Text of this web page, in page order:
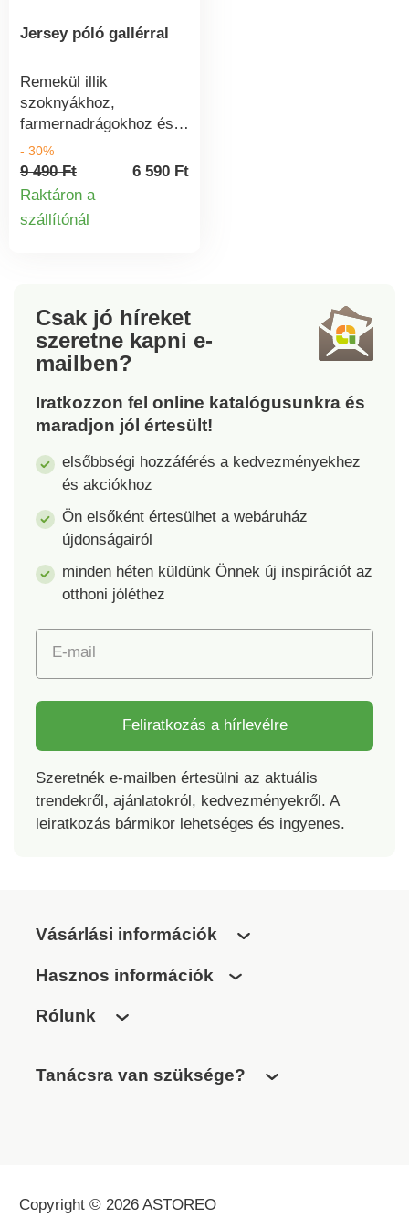
Mosógépben mosható.
Jersey póló gallérral
Remekül illik
szoknyákhoz,
farmernadrágokhoz és
chino nadrágokhoz, ez a
jersey pólóing tökéletes
számos stílushoz.
nyakú pólógallér. Rövid
Ez a jelölés olyan
textiltermékeket jelöl,
amelyeket laboratóriumi
vizsgálatoknak vetettek
alá számos káros anyag
kimutatására, és a
vonatkozó
szabványokon túl is
biztonságosak.
- 30%
9 490 Ft
6 590 Ft
Raktáron a
szállítónál
Csak jó híreket
szeretne kapni e-
mailben?
Iratkozzon fel online katalógusunkra és
maradjon jól értesült!
elsőbbségi hozzáférés a kedvezményekhez
és akciókhoz
Ön elsőként értesülhet a webáruház
újdonságairól
minden héten küldünk Önnek új inspirációt az
otthoni jóléthez
E-mail
Feliratkozás a hírlevélre
Szeretnék e-mailben értesülni az aktuális
trendekről, ajánlatokról, kedvezményekről. A
leiratkozás bármikor lehetséges és ingyenes.
Vásárlási információk
Hasznos információk
Rólunk
Tanácsra van szüksége?
Copyright © 2026 ASTOREO